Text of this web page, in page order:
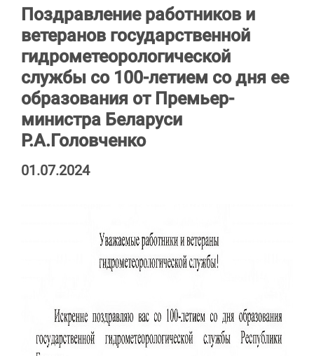
Поздравление работников и
ветеранов государственной
гидрометеорологической
службы со 100-летием со дня ее
образования от Премьер-
министра Беларуси
Р.А.Головченко
01.07.2024